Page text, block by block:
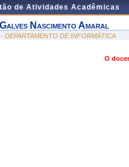
de Atividades Acadêmicas
Nascimento Amaral
DEPARTAMENTO DE INFORMÁTICA
O